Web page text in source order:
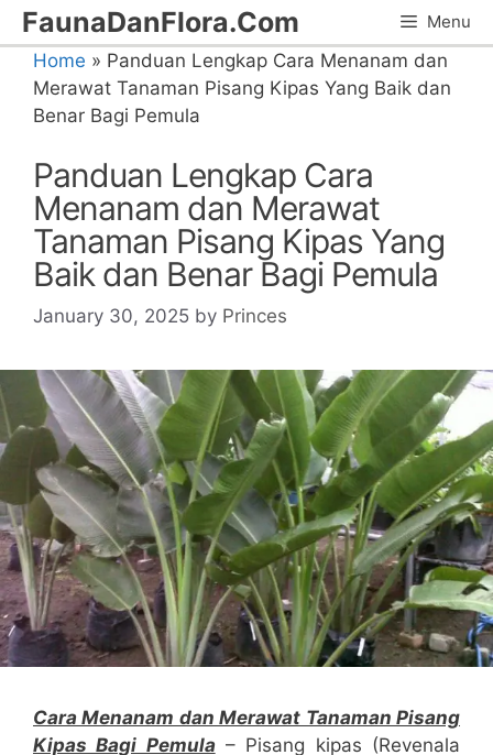
Skip
to
content
FaunaDanFlora.Com Menu
Home » Panduan Lengkap Cara Menanam dan
Merawat Tanaman Pisang Kipas Yang Baik dan
Benar Bagi Pemula
Panduan Lengkap Cara
Menanam dan Merawat
Tanaman Pisang Kipas Yang
Baik dan Benar Bagi Pemula
January 30, 2025 by Princes
Cara Menanam dan Merawat Tanaman Pisang
Kipas Bagi Pemula– Pisang kipas (Revenala